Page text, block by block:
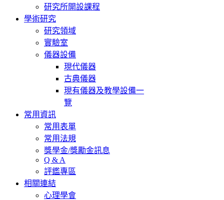
研究所開設課程
學術研究
研究領域
實驗室
儀器設備
現代儀器
古典儀器
現有儀器及教學設備一
覽
常用資訊
常用表單
常用法規
獎學金/獎勵金訊息
Q & A
評鑑專區
相關連結
心理學會